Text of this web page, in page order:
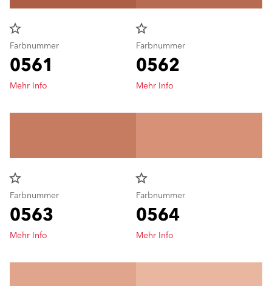
star_border
Farbnummer
0561
Mehr Info
star_border
Farbnummer
0562
Mehr Info
star_border
Farbnummer
0563
Mehr Info
star_border
Farbnummer
0564
Mehr Info